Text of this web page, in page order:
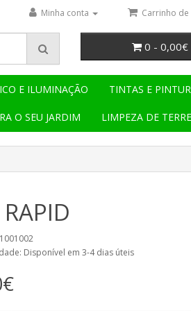
Minha conta Carrinho
0 - 0,00€
E ILUMINAÇÃO TINTAS E
O SEU JARDIM LIMPEZA DE
Disponível em 3-4 dias úteis